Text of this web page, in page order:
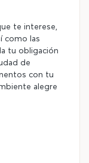
te interese,
como las
tu obligación
de
con tu
alegre